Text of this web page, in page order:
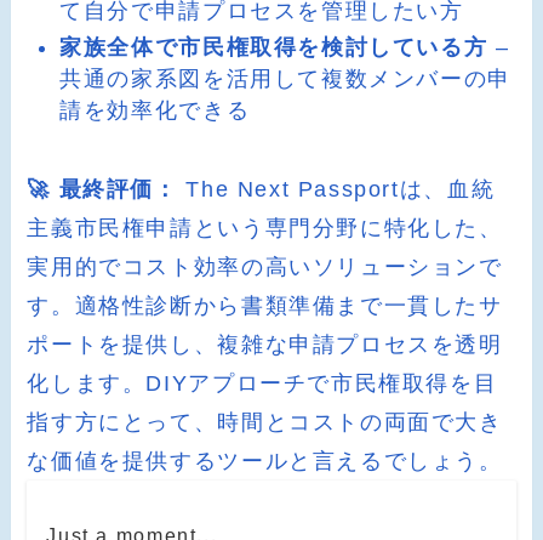
て自分で申請プロセスを管理したい方
家族全体で市民権取得を検討している方 –
共通の家系図を活用して複数メンバーの申
請を効率化できる
🚀 最終評価：
The Next Passportは、血統
主義市民権申請という専門分野に特化した、
実用的でコスト効率の高いソリューションで
す。適格性診断から書類準備まで一貫したサ
ポートを提供し、複雑な申請プロセスを透明
化します。DIYアプローチで市民権取得を目
指す方にとって、時間とコストの両面で大き
な価値を提供するツールと言えるでしょう。
Just a moment...